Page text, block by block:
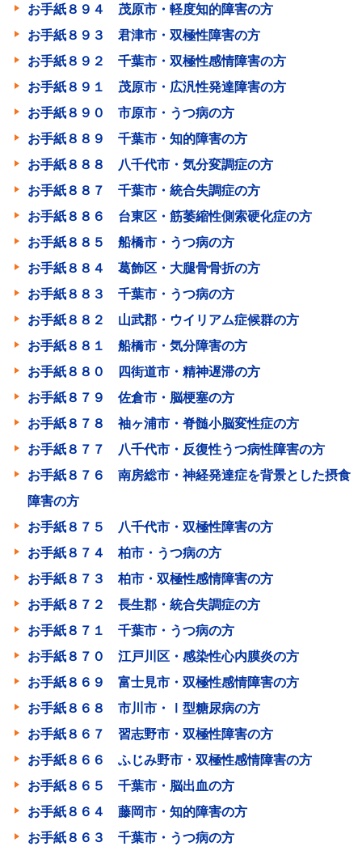
お手紙８９４ 茂原市・軽度知的障害の方
お手紙８９３ 君津市・双極性障害の方
お手紙８９２ 千葉市・双極性感情障害の方
お手紙８９１ 茂原市・広汎性発達障害の方
お手紙８９０ 市原市・うつ病の方
お手紙８８９ 千葉市・知的障害の方
お手紙８８８ 八千代市・気分変調症の方
お手紙８８７ 千葉市・統合失調症の方
お手紙８８６ 台東区・筋萎縮性側索硬化症の方
お手紙８８５ 船橋市・うつ病の方
お手紙８８４ 葛飾区・大腿骨骨折の方
お手紙８８３ 千葉市・うつ病の方
お手紙８８２ 山武郡・ウイリアム症候群の方
お手紙８８１ 船橋市・気分障害の方
お手紙８８０ 四街道市・精神遅滞の方
お手紙８７９ 佐倉市・脳梗塞の方
お手紙８７８ 袖ヶ浦市・脊髄小脳変性症の方
お手紙８７７ 八千代市・反復性うつ病性障害の方
お手紙８７６ 南房総市・神経発達症を背景とした摂食
障害の方
お手紙８７５ 八千代市・双極性障害の方
お手紙８７４ 柏市・うつ病の方
お手紙８７３ 柏市・双極性感情障害の方
お手紙８７２ 長生郡・統合失調症の方
お手紙８７１ 千葉市・うつ病の方
お手紙８７０ 江戸川区・感染性心内膜炎の方
お手紙８６９ 富士見市・双極性感情障害の方
お手紙８６８ 市川市・Ⅰ型糖尿病の方
お手紙８６７ 習志野市・双極性障害の方
お手紙８６６ ふじみ野市・双極性感情障害の方
お手紙８６５ 千葉市・脳出血の方
お手紙８６４ 藤岡市・知的障害の方
お手紙８６３ 千葉市・うつ病の方